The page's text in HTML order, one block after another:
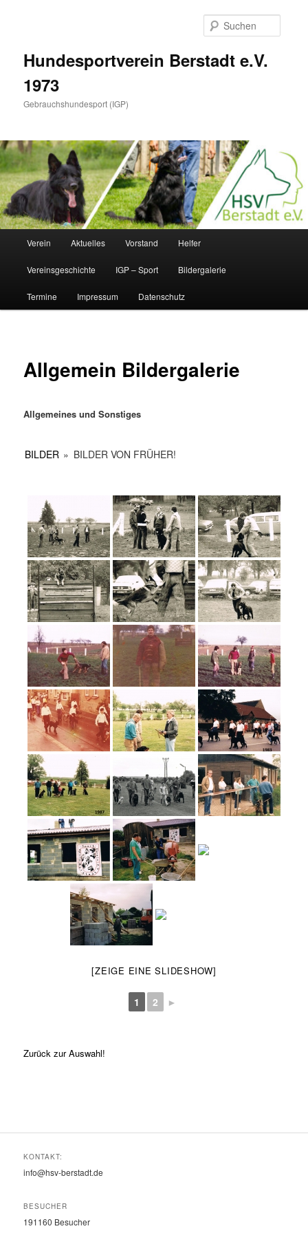
Hundesportverein Berstadt e.V.
1973
Gebrauchshundesport (IGP)
Verein Aktuelles Vorstand Helfer
Vereinsgeschichte IGP – Sport Bildergalerie
Termine Impressum Datenschutz
Allgemein Bildergalerie
Allgemeines und Sonstiges
BILDER » BILDER VON FRÜHER!
[ZEIGE EINE SLIDESHOW]
1 2 ►
Zurück zur Auswahl!
KONTAKT:
info@hsv-berstadt.de
BESUCHER
191160 Besucher